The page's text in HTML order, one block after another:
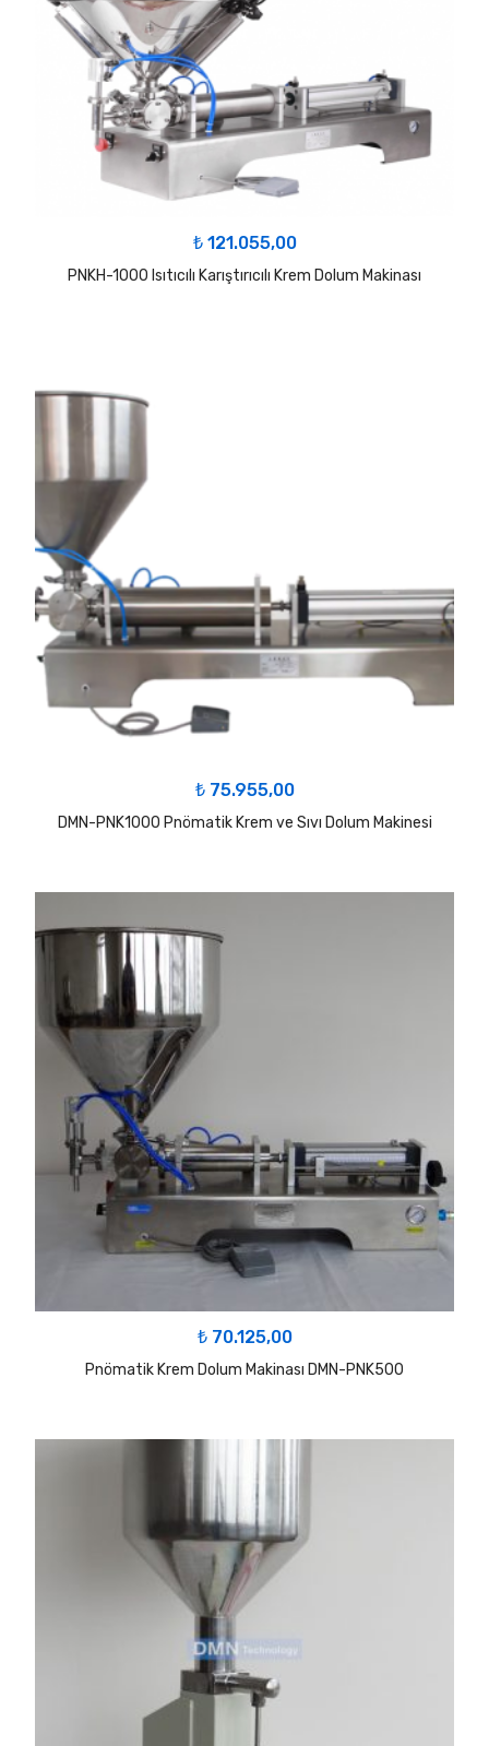
₺121.055,00
PNKH-1000 Isıtıcılı Karıştırıcılı Krem Dolum Makinası
₺75.955,00
DMN-PNK1000 Pnömatik Krem ve Sıvı Dolum Makinesi
₺70.125,00
Pnömatik Krem Dolum Makinası DMN-PNK500